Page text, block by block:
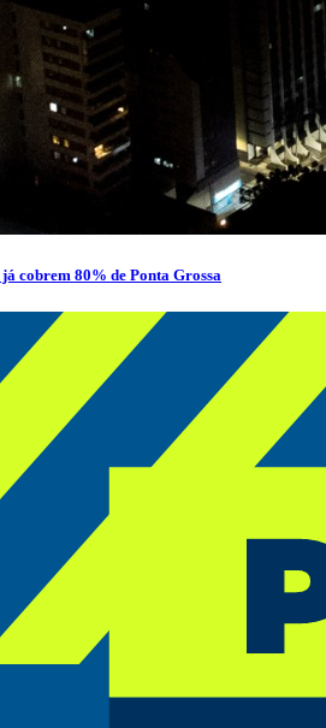
cobrem 80% de Ponta Grossa